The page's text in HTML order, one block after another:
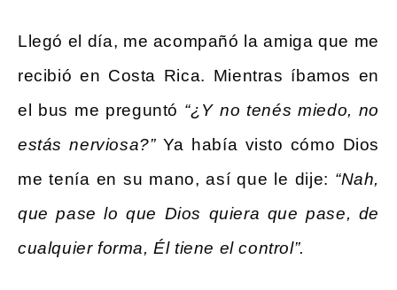
Llegó el día, me acompañó la amiga que me
recibió en Costa Rica. Mientras íbamos en
el bus me preguntó “¿Y no tenés miedo, no
estás nerviosa?”Ya había visto cómo Dios
me tenía en su mano, así que le dije: “Nah,
que pase lo que Dios quiera que pase, de
cualquier forma, Él tiene el control”.